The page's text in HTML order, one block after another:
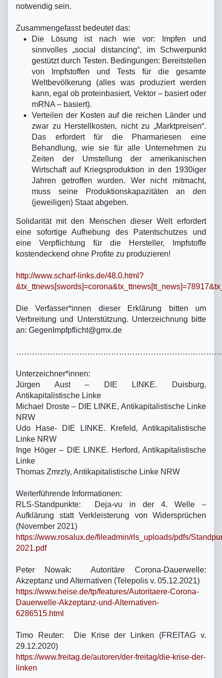
notwendig sein.
Zusammengefasst bedeutet das:
Die Lösung ist nach wie vor: Impfen und
sinnvolles „social distancing“, im Schwerpunkt
gestützt durch Testen. Bedingungen: Bereitstellen
von Impfstoffen und Tests für die gesamte
Weltbevölkerung (alles was produziert werden
kann, egal ob proteinbasiert, Vektor – basiert oder
mRNA – basiert).
Verteilen der Kosten auf die reichen Länder und
zwar zu Herstellkosten, nicht zu „Marktpreisen“.
Das erfordert für die Pharmariesen eine
Behandlung, wie sie für alle Unternehmen zu
Zeiten der Umstellung der amerikanischen
Wirtschaft auf Kriegsproduktion in den 1930iger
Jahren getroffen wurden. Wer nicht mitmacht,
muss seine Produktionskapazitäten an den
(jeweiligen) Staat abgeben.
Solidarität mit den Menschen dieser Welt erfordert
eine sofortige Aufhebung des Patentschutzes und
eine Verpflichtung für die Hersteller, Impfstoffe
kostendeckend ohne Profite zu produzieren!
http://www.scharf-links.de/48.0.html?
Die Verfasser*innen dieser Erklärung bitten um
Verbreitung und Unterstützung. Unterzeichnung bitte
an: GegenImpfpflicht@gmx.de
Unterzeichner*innen:
Jürgen Aust – DIE LINKE. Duisburg,
Antikapitalistische Linke
Michael Droste – DIE LINKE, Antikapitalistische Linke
NRW
Udo Hase- DIE LINKE. Krefeld, Antikapitalistische
Linke NRW
Inge Höger – DIE LINKE. Herford, Antikapitalistische
Linke
Thomas Zmrzly, Antikapitalistische Linke NRW
Weiterführende Informationen:
RLS-Standpunkte: Deja-vu in der 4. Welle –
Aufklärung statt Verkleisterung von Widersprüchen
(November 2021)
https://www.rosalux.de/fileadmin/rls_uploads/pdfs/
2021.pdf
Peter Nowak: Autoritäre Corona-Dauerwelle:
Akzeptanz und Alternativen (Telepolis v. 05.12.2021)
https://www.heise.de/tp/features/Autoritaere-Corona-
Dauerwelle-Akzeptanz-und-Alternativen-
6286515.html
Timo Reuter: Die Krise der Linken (FREITAG v.
29.12.2020)
https://www.freitag.de/autoren/der-freitag/die-krise-der-
linken